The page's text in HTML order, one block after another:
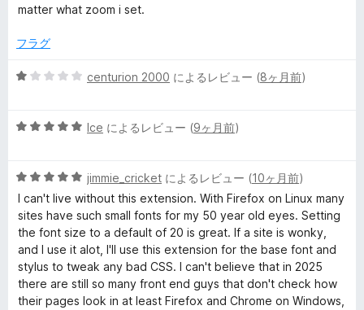
matter what zoom i set.
フラグ
5
中
評
価
centurion 2000 によるレビュー (8ヶ月前)
5
中
5
の
評
価
Ice によるレビュー (9ヶ月前)
5
段
階
中
5
の
評
価
jimmie_cricket によるレビュー (10ヶ月前)
I can't live without this extension. With Firefox on Linux many
sites have such small fonts for my 50 year old eyes. Setting
the font size to a default of 20 is great. If a site is wonky,
and I use it alot, I'll use this extension for the base font and
stylus to tweak any bad CSS. I can't believe that in 2025
there are still so many front end guys that don't check how
their pages look in at least Firefox and Chrome on Windows,